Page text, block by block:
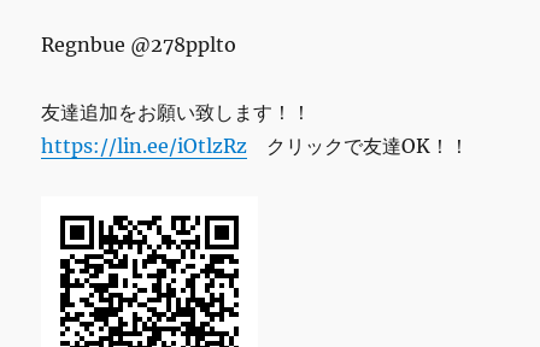
Regnbue @278pplto
友達追加をお願い致します！！
https://lin.ee/iOtlzRz クリックで友達OK！！